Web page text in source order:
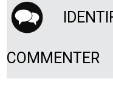
COMMENTER